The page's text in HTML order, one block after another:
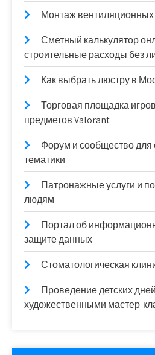
Монтаж вентиляционных
Сметный калькулятор
строительные расходы без
Как выбрать люстру в
Торговая площадка
предметов Valorant
Форум и сообщество для
тематики
Патронажные услуги и
людям
Портал об
защите данных
Стоматологическая
Проведение детских
художественными мастер-